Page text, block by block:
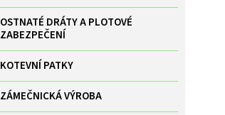
OSTNATÉ DRÁTY A PLOTOVÉ
ZABEZPEČENÍ
KOTEVNÍ PATKY
ZÁMEČNICKÁ VÝROBA